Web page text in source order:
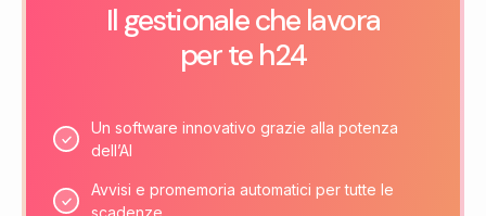
Il gestionale che lavora
per te h24
Un software innovativo grazie alla potenza
dell’AI
Avvisi e promemoria automatici per tutte le